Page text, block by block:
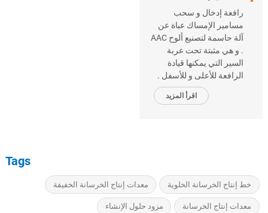
رافعة إدخال و سحب
مسامير الإمساك عباة عن
آلة حاسمة لتصنيع ألوح AAC
. و هي مثبتة تحت عربة
السير التي يمكنها قيادة
الرافعة للأعلى و للأسفل .
اقرأ المزيد
Tags
خط إنتاج الخرسانة الخلوية معدات إنتاج الخرسانة الخفيفة
معدات إنتاج الخرسانة مزود حلول الإنشاء